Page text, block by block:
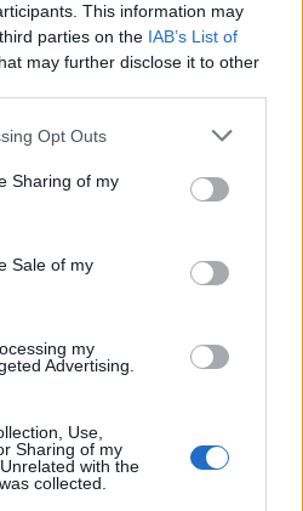
This information may
parties on the IAB’s List of
may further disclose it to other
app uses one or more Google
behaviour. You may click to
and its third-party tags to
purposes in below Google
Opt Outs
Sharing of my
Sale of my
my
Advertising.
Use,
Sharing of my
with the
collected.
szerepe a fotó
mostanáig nem
Az izraeli sajtó szerint
2021-ben
és pszichológiai
végre, amely David
alatt kezdte meg
sajtó által idézett
ilyen műveletek sokkal
akció. „Egy teheráni
hatalomból jóval
egy bonyolult
Egy kínos ügy
azonnal partvonalra